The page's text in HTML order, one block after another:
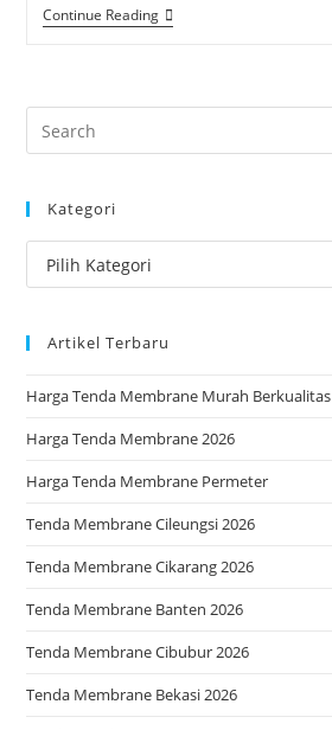
Continue ReadingTenda
Membrane
Kategori
Kategori
Artikel Terbaru
Harga Tenda Membrane Murah Berkualitas
Harga Tenda Membrane 2026
Harga Tenda Membrane Permeter
Tenda Membrane Cileungsi 2026
Tenda Membrane Cikarang 2026
Tenda Membrane Banten 2026
Tenda Membrane Cibubur 2026
Tenda Membrane Bekasi 2026